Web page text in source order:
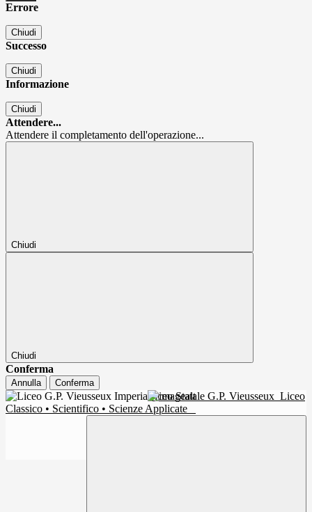
Errore
Chiudi
Successo
Chiudi
Informazione
Chiudi
Attendere...
Attendere il completamento dell'operazione...
Chiudi
Chiudi
Conferma
Annulla Conferma
Liceo Statale G.P. Vieusseux Liceo
Classico • Scientifico • Scienze Applicate